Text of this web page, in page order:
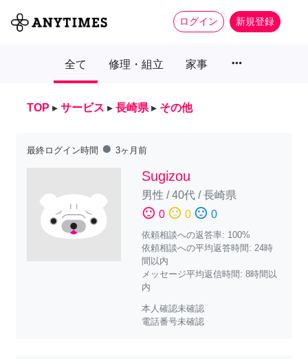
ログイン 新規登録
全て 修理・組立 家事 more_horiz
TOP ▸ サービス ▸ 長崎県 ▸ その他
最終ログイン時間 fiber_manual_record 3ヶ月前
Sugizou
男性 /40代/長崎県
sentiment_satisfied 0 sentiment_neutral 0 sentiment_dissatisfied 0
依頼相談への返答率: 100%
依頼相談への平均返答時間: 24時
間以内
メッセージ平均返信時間: 8時間以
内
本人確認未確認
電話番号未確認